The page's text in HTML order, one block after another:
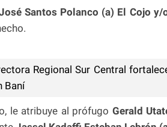
Santos Polanco (a) El Cojo
Regional Sur Central
Baní
le atribuye al prófugo Gerald